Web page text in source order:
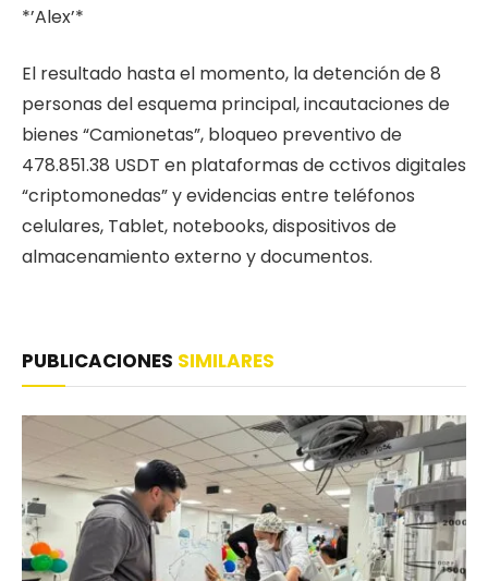
*’Alex’*
El resultado hasta el momento, la detención de 8
personas del esquema principal, incautaciones de
bienes “Camionetas”, bloqueo preventivo de
478.851.38 USDT en plataformas de cctivos digitales
“criptomonedas” y evidencias entre teléfonos
celulares, Tablet, notebooks, dispositivos de
almacenamiento externo y documentos.
PUBLICACIONES SIMILARES